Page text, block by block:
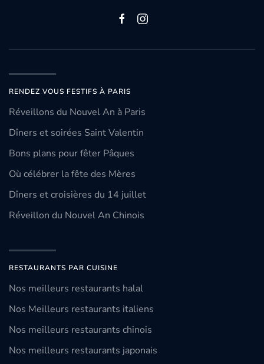
RENDEZ VOUS FESTIFS À PARIS
Réveillons du Nouvel An à Paris
Dîners et soirées Saint Valentin
Bons plans pour fêter Pâques
Où célébrer la fête des Mères
Dîners et croisières du 14 juillet
Réveillon du Nouvel An Chinois
RESTAURANTS PAR CUISINE
Nos meilleurs restaurants halal
Nos Meilleurs restaurants italiens
Nos meilleurs restaurants chinois
Nos meilleurs restaurants japonais